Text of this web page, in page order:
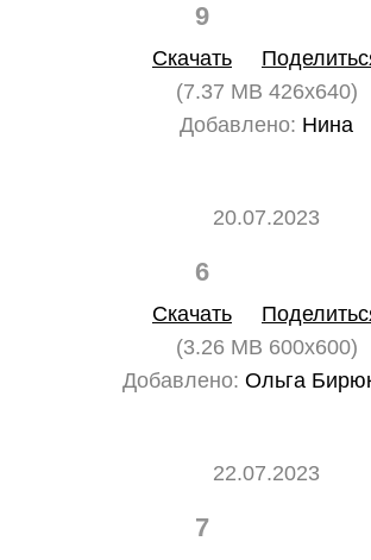
9
Скачать
(7.37 MB 426x640)
Добавлено: Нина
20.07.2023
6
Скачать
(3.26 MB 600x600)
Добавлено: Ольга
22.07.2023
7